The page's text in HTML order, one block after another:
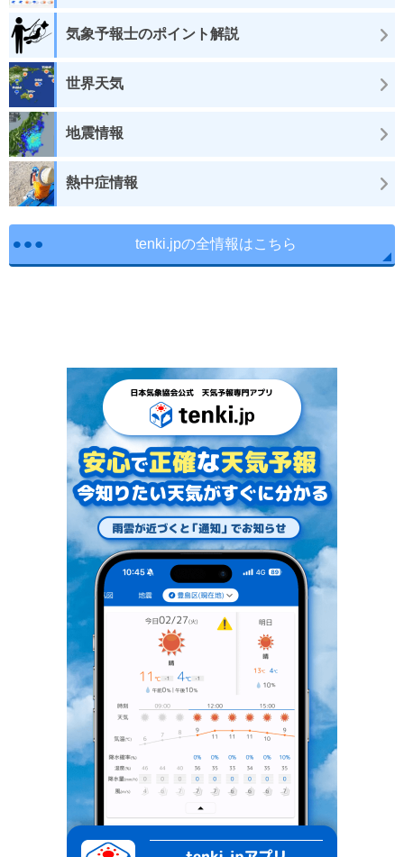
気象予報士のポイント解説
世界天気
地震情報
熱中症情報
tenki.jpの全情報はこちら